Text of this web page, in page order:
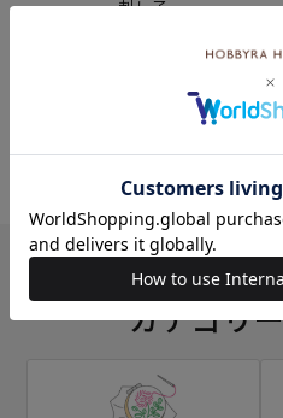
刺し子
カテゴリ